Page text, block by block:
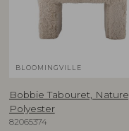
BLOOMINGVILLE
Bobbie Tabouret, Nature,
Polyester
82065374